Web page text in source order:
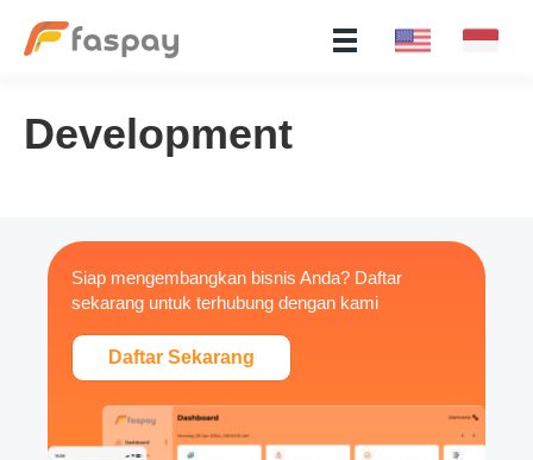
Development
Siap mengembangkan bisnis Anda? Daftar
sekarang untuk terhubung dengan kami
Daftar Sekarang